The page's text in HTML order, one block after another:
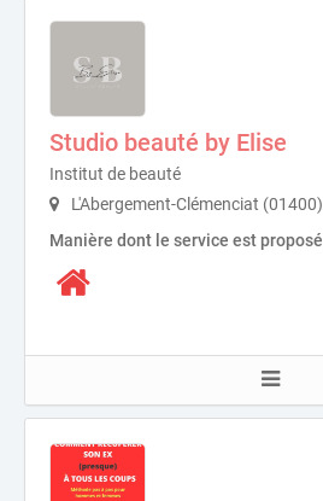
Studio beauté by Elise
Institut de beauté
L'Abergement-Clémenciat (01400)
Manière dont le service est proposé